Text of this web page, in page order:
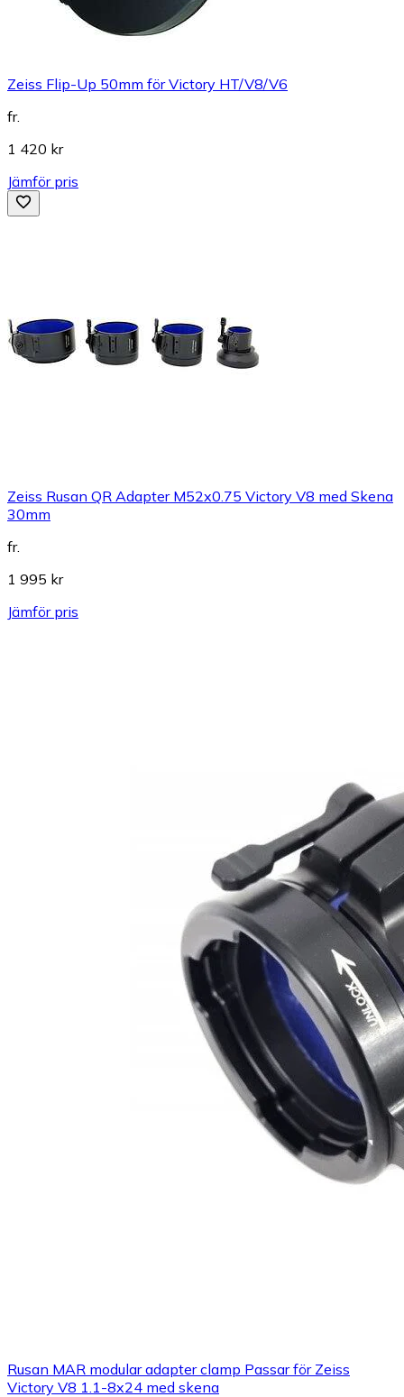
Zeiss Flip-Up 50mm för Victory HT/V8/V6
fr.
1 420 kr
Jämför pris
Zeiss Rusan QR Adapter M52x0.75 Victory V8 med Skena
30mm
fr.
1 995 kr
Jämför pris
Rusan MAR modular adapter clamp Passar för Zeiss
Victory V8 1.1-8x24 med skena